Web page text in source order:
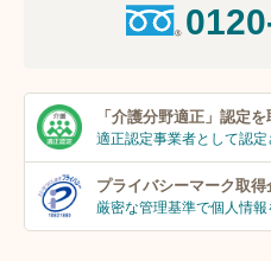
「介護分野適正」 認定を
適正認定事業者として認定
プライバシーマーク取得
厳密な管理基準で個人情報